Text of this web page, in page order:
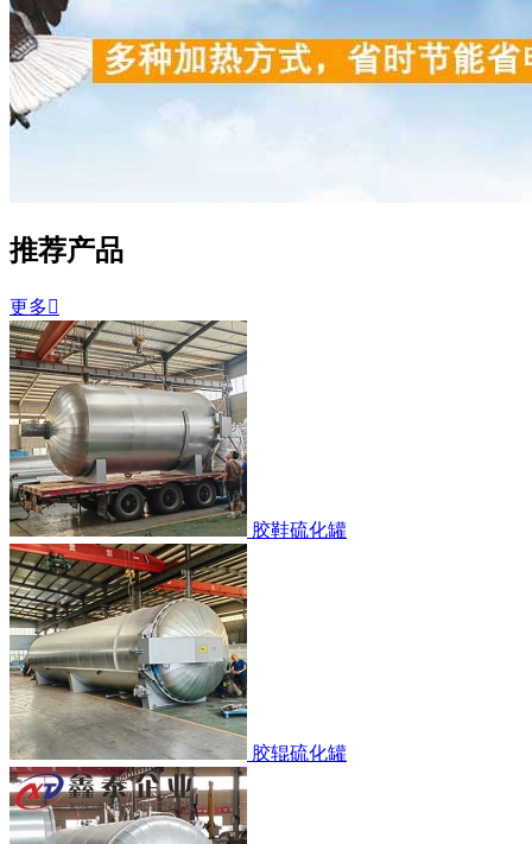
推荐产品
更多
胶鞋硫化罐
胶辊硫化罐